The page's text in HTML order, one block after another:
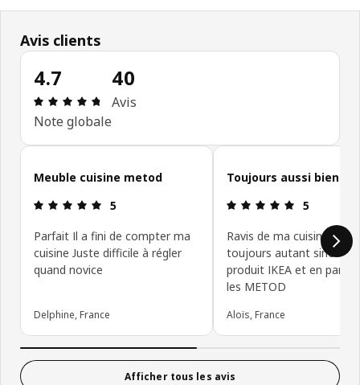
Avis clients
4.7
Avis: 4.7 sur 5 étoiles Nombre total d'avis: 40
Note globale
40
Avis
Ignorer les avis clients
Meuble cuisine metod
Avis: 5 sur 5 étoiles
5
Parfait Il a fini de compter ma
cuisine Juste difficile à régler
quand novice
Delphine, France
Toujours aussi bien
Avis: 5 sur
5
Ravis de ma cuisine,
toujours autant sinon
produit IKEA et en
les METOD
Aloïs, France
Afficher tous les avis